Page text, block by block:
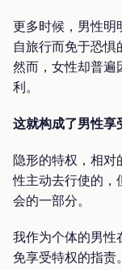
更多时候，男性明
自旅行而免于恐惧
然而，女性却普遍
利。
这就构成了男性享
隐形的特权，相对
性主动去行使的，
会的一部分。
我作为个体的男性
免享受特权的指责。